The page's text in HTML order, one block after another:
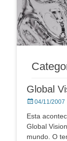
Global
Posted
04/11/2007
Esta
Global
mundo. O